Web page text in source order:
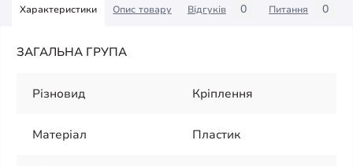
Характеристики Опис товару Відгуків 0 Питання 0
ЗАГАЛЬНА ГРУПА
Різновид Кріплення
Матеріал Пластик